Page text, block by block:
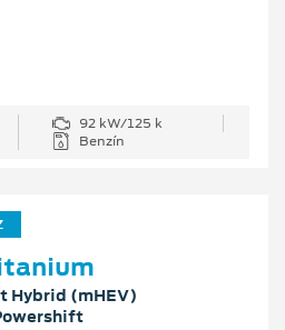
92 kW/125 k
Benzín
Hybrid (mHEV)